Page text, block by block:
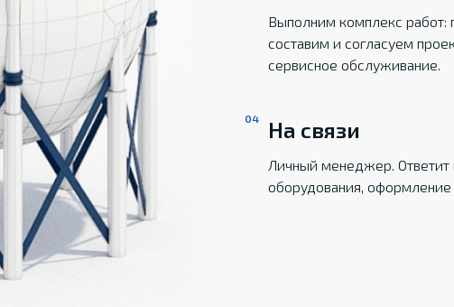
Выполним комплекс работ:
составим и согласуем
сервисное обслуживание.
На связи
Личный менеджер.
оборудования, оформление